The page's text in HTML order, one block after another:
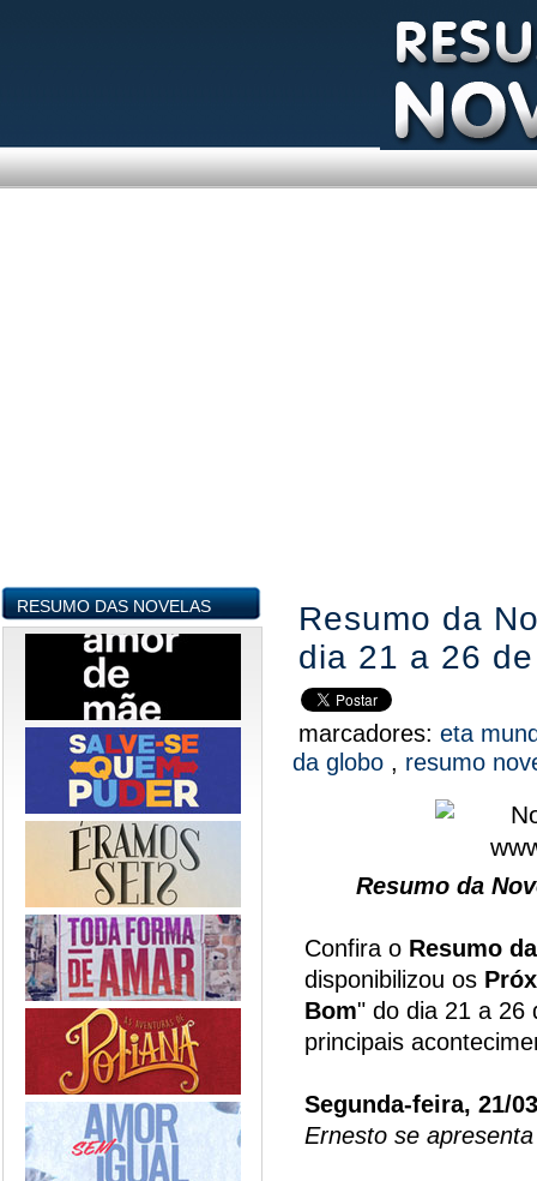
RESUMO DAS NOVELAS
Resumo da
dia 21 a 26
marcadores: eta
da globo , resumo
Resumo da
Confira o Resumo
disponibilizou os
Bom" do dia 21 a 26
principais
Segunda-feira, 21/
Ernesto se